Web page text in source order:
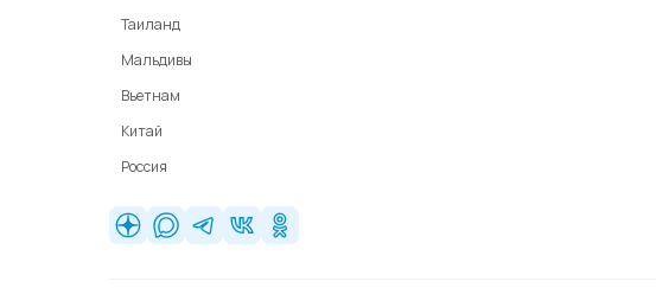
Таиланд
Мальдивы
Вьетнам
Китай
Россия